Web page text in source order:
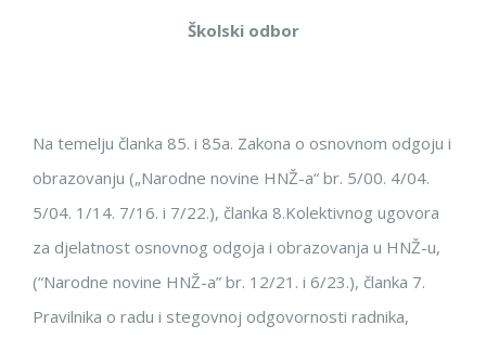
Školski odbor
Na temelju članka 85. i 85a. Zakona o osnovnom odgoju i
obrazovanju („Narodne novine HNŽ-a“ br. 5/00. 4/04.
5/04. 1/14. 7/16. i 7/22.), članka 8.Kolektivnog ugovora
za djelatnost osnovnog odgoja i obrazovanja u HNŽ-u,
(“Narodne novine HNŽ-a” br. 12/21. i 6/23.), članka 7.
Pravilnika o radu i stegovnoj odgovornosti radnika,